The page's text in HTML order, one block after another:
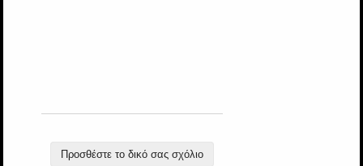
Προσθέστε το δικό σας σχόλιο